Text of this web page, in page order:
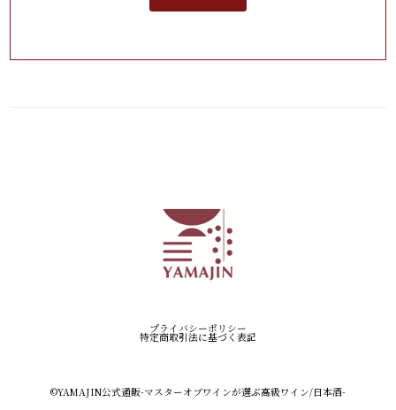
プライバシーポリシー
特定商取引法に基づく表記
©︎YAMAJIN公式通販-マスターオブワインが選ぶ高級ワイン/日本酒-